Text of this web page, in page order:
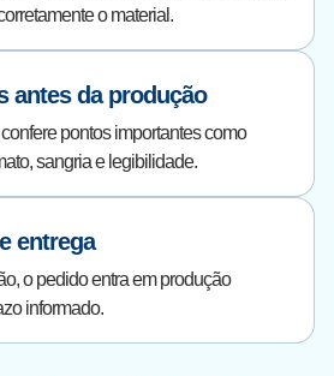
o material.
antes da produção
pontos importantes como
sangria e legibilidade.
entrega
o pedido entra em produção
informado.